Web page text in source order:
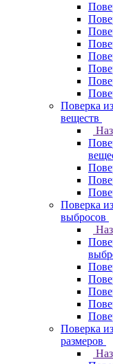
Поверка
веществ
Поверка
выбросов
Поверка
размеров